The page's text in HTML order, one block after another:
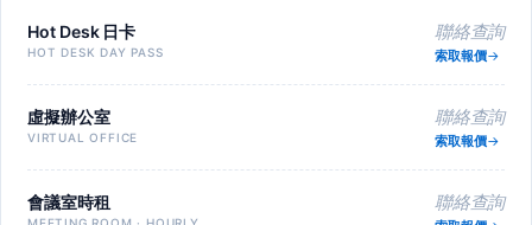
Hot Desk 日卡
HOT DESK DAY PASS
聯絡查詢
索取報價
虛擬辦公室
VIRTUAL OFFICE
聯絡查詢
索取報價
會議室時租 聯絡查詢